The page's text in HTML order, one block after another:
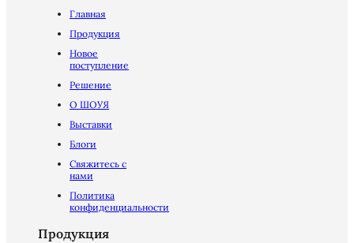
Главная
Продукция
Новое
поступление
Решение
О ШОУЯ
Выставки
Блоги
Свяжитесь с
нами
Политика
конфиденциальности
Продукция